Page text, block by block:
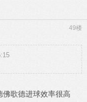
49楼
歌德进球效率很高